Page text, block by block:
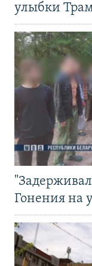
улыбки
Гонения на